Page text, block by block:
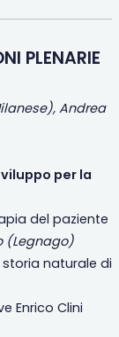
PLENARIE
Andrea
per la
del paziente
(Legnago)
storia naturale di
Enrico Clini